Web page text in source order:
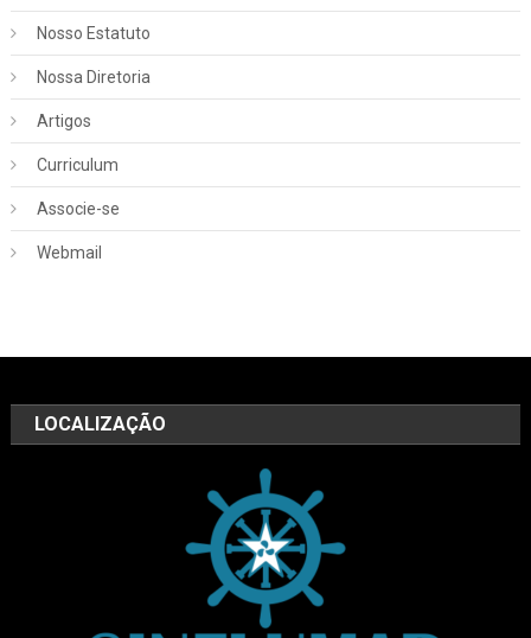
Nosso Estatuto
Nossa Diretoria
Artigos
Curriculum
Associe-se
Webmail
LOCALIZAÇÃO